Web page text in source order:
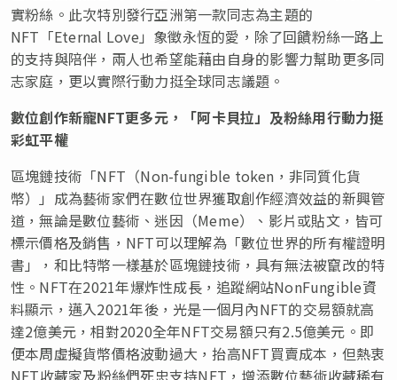
實粉絲。此次特別發行亞洲第一款同志為主題的
NFT「Eternal Love」象徵永恆的愛，除了回饋粉絲一路上
的支持與陪伴，兩人也希望能藉由自身的影響力幫助更多同
志家庭，更以實際行動力挺全球同志議題。
數位創作新寵NFT更多元，「阿卡貝拉」及粉絲用行動力挺
彩虹平權
區塊鏈技術「NFT（Non-fungible token，非同質化貨
幣）」成為藝術家們在數位世界獲取創作經濟效益的新興管
道，無論是數位藝術、迷因（Meme）、影片或貼文，皆可
標示價格及銷售，NFT可以理解為「數位世界的所有權證明
書」，和比特幣一樣基於區塊鏈技術，具有無法被竄改的特
性。NFT在2021年爆炸性成長，追蹤網站NonFungible資
料顯示，邁入2021年後，光是一個月內NFT的交易額就高
達2億美元，相對2020全年NFT交易額只有2.5億美元。即
便本周虛擬貨幣價格波動過大，抬高NFT買賣成本，但熱衷
NFT收藏家及粉絲們死忠支持NFT，增添數位藝術收藏稀有